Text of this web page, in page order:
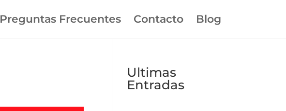
Preguntas Frecuentes Contacto Blog
Ultimas
Entradas